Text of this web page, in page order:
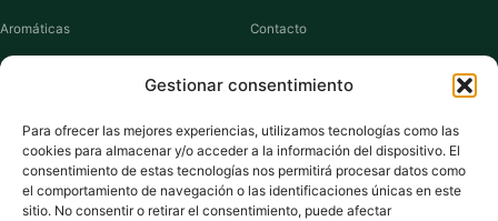
Gestionar consentimiento
Para ofrecer las mejores experiencias, utilizamos tecnologías como las
cookies para almacenar y/o acceder a la información del dispositivo. El
consentimiento de estas tecnologías nos permitirá procesar datos como
el comportamiento de navegación o las identificaciones únicas en este
sitio. No consentir o retirar el consentimiento, puede afectar
Aromáticas
Suculentas
Contacto
VIVERO PLANTAS
Sobre nosotros